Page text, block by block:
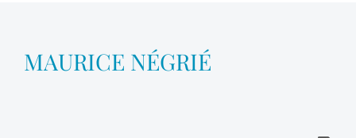
MAURICE NÉGRIÉ